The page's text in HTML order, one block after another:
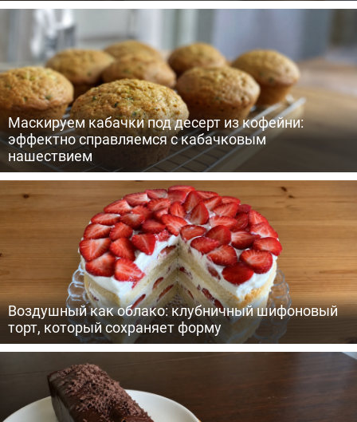
Маскируем кабачки под десерт из кофейни:
эффектно справляемся с кабачковым
нашествием
Воздушный как облако: клубничный шифоновый
торт, который сохраняет форму